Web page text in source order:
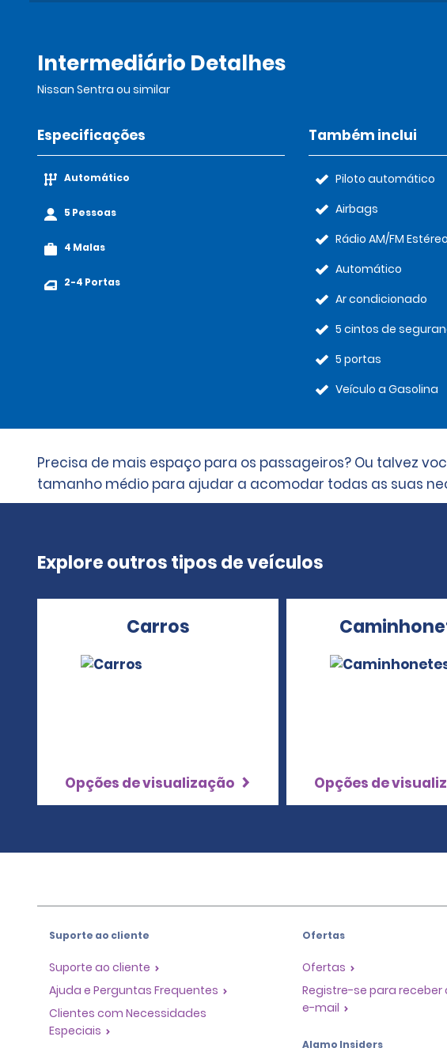
Intermediário Detalhes
Nissan Sentra ou similar
Especificações
Automático
5 Pessoas
4 Malas
2-4 Portas
Também inclui
Piloto automático
Airbags
Rádio AM/FM Estéreo
Automático
Ar condicionado
5 cintos de
5 portas
Veículo a Gasolina
Precisa de mais espaço para os passageiros? Ou talvez
tamanho médio para ajudar a acomodar todas as suas
Explore outros tipos de veículos
Carros
Opções de visualização Opções de
Suporte ao cliente
Suporte ao cliente
Ajuda e Perguntas Frequentes
Clientes com Necessidades
Especiais
Ofertas
Ofertas
Registre-se para receber
e-mail
Alamo Insiders